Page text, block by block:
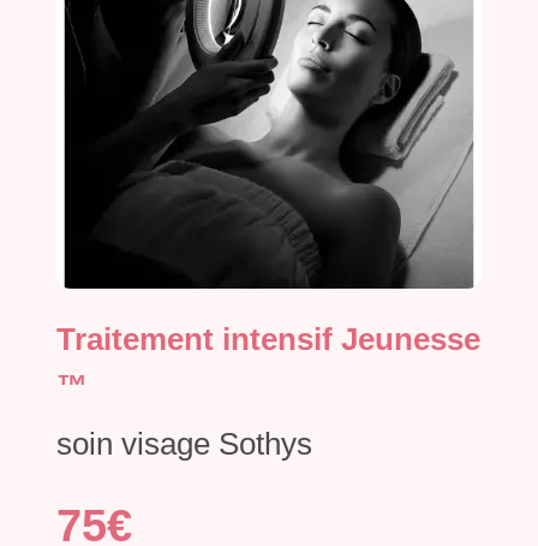
Traitement intensif Jeunesse
™
soin visage Sothys
75€